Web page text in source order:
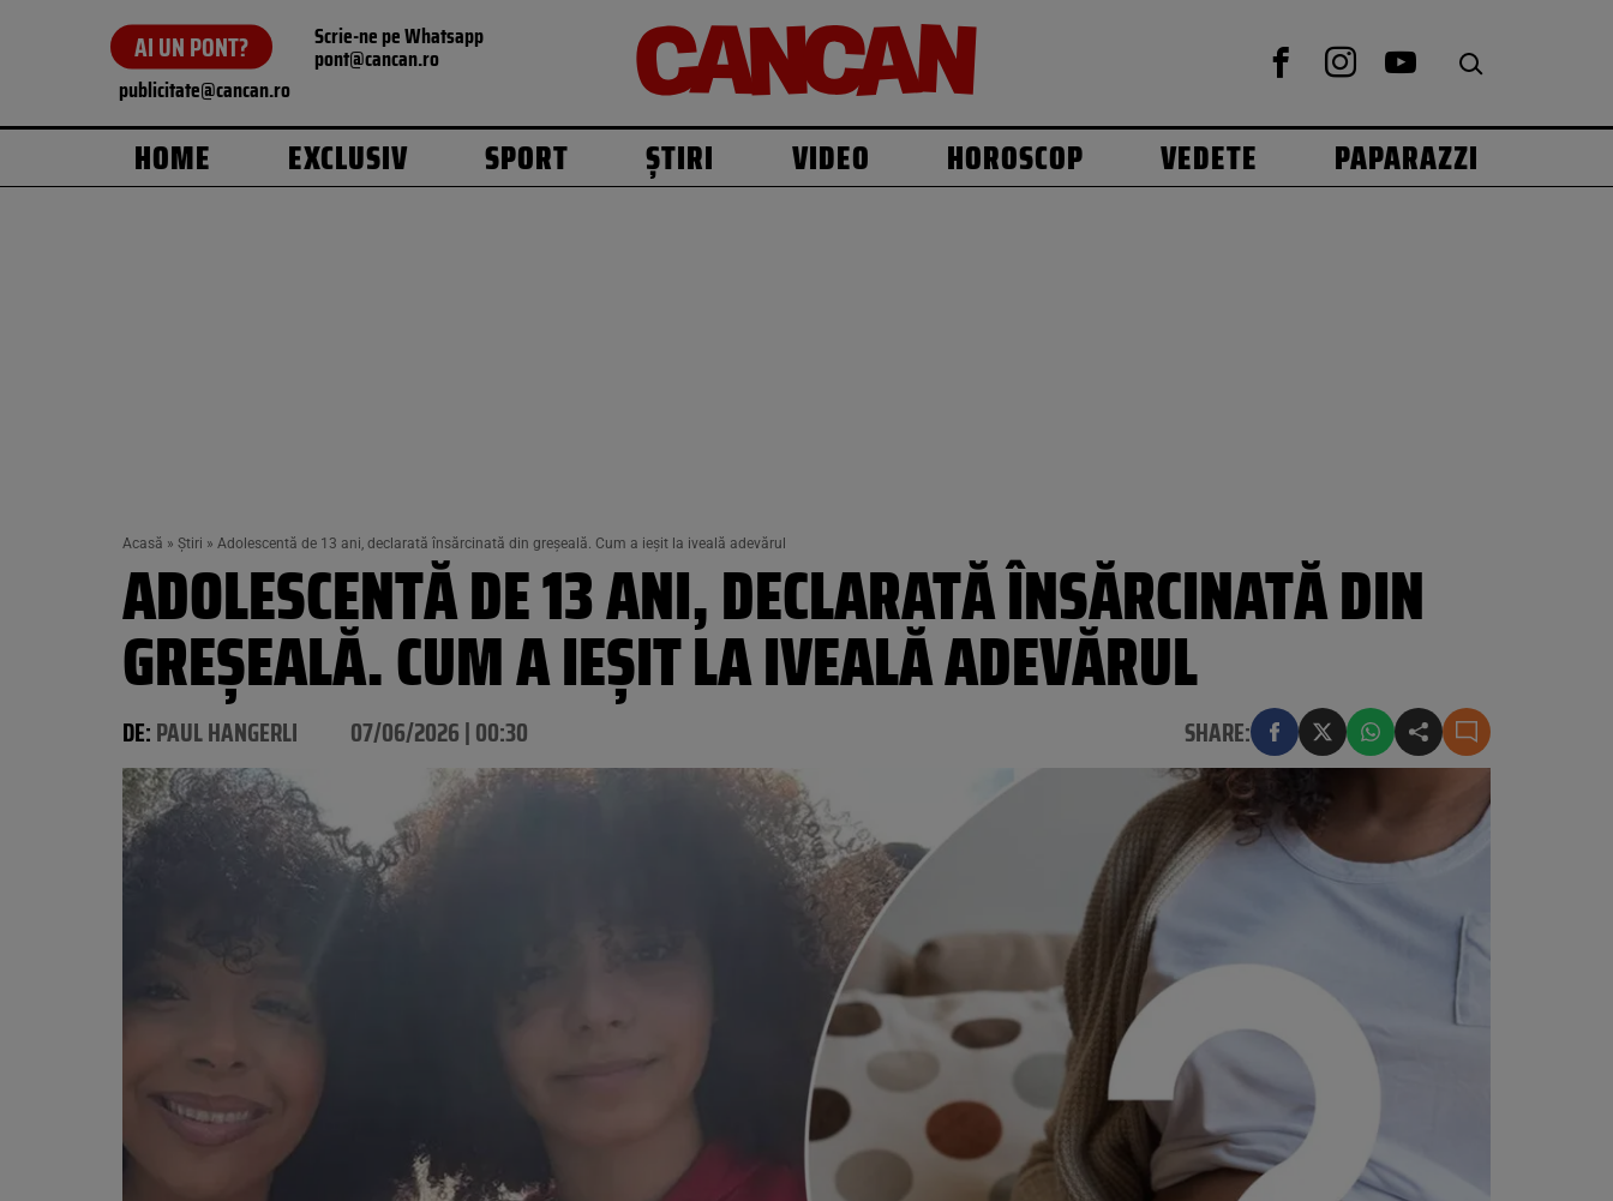
AI UN PONT? Scrie-ne pe Whatsapp
pont@cancan.ro
publicitate@cancan.ro
HOME EXCLUSIV SPORT ȘTIRI VIDEO HOROSCOP VEDETE PAPARAZZI
Acasă » Știri » Adolescentă de 13 ani, declarată însărcinată din greșeală. Cum a ieșit la iveală adevărul
ADOLESCENTĂ DE 13 ANI, DECLARATĂ ÎNSĂRCINATĂ DIN
GREȘEALĂ. CUM A IEȘIT LA IVEALĂ ADEVĂRUL
DE:PAUL HANGERLI 07/06/2026 | 00:30 SHARE: